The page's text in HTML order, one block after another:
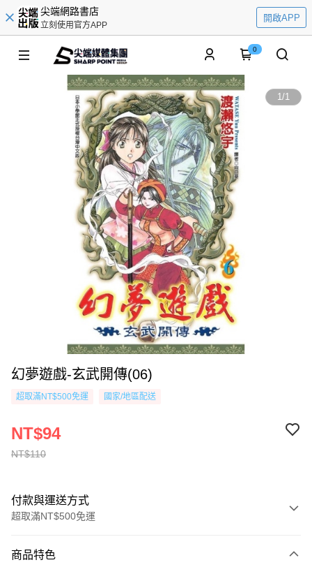
尖端網路書店
立刻使用官方APP
開啟APP
0
1/1
幻夢遊戲-玄武開傳(06)
超取滿NT$500免運 國家/地區配送
NT$110
NT$94
付款與運送方式
超取滿NT$500免運
信用卡一次付款
商品特色